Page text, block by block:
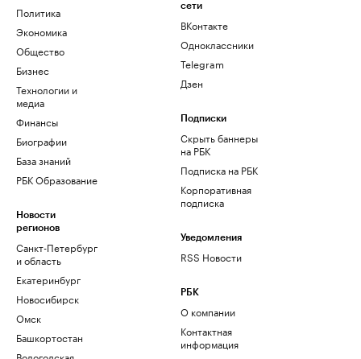
Политика
Экономика
Общество
Бизнес
Технологии и
медиа
Финансы
Биографии
База знаний
РБК Образование
Новости
регионов
Санкт-Петербург
и область
Екатеринбург
Новосибирск
Омск
Башкортостан
сети
ВКонтакте
Одноклассники
Telegram
Дзен
Подписки
Скрыть баннеры
на РБК
Подписка на РБК
Корпоративная
подписка
Уведомления
RSS Новости
РБК
О компании
Контактная
информация